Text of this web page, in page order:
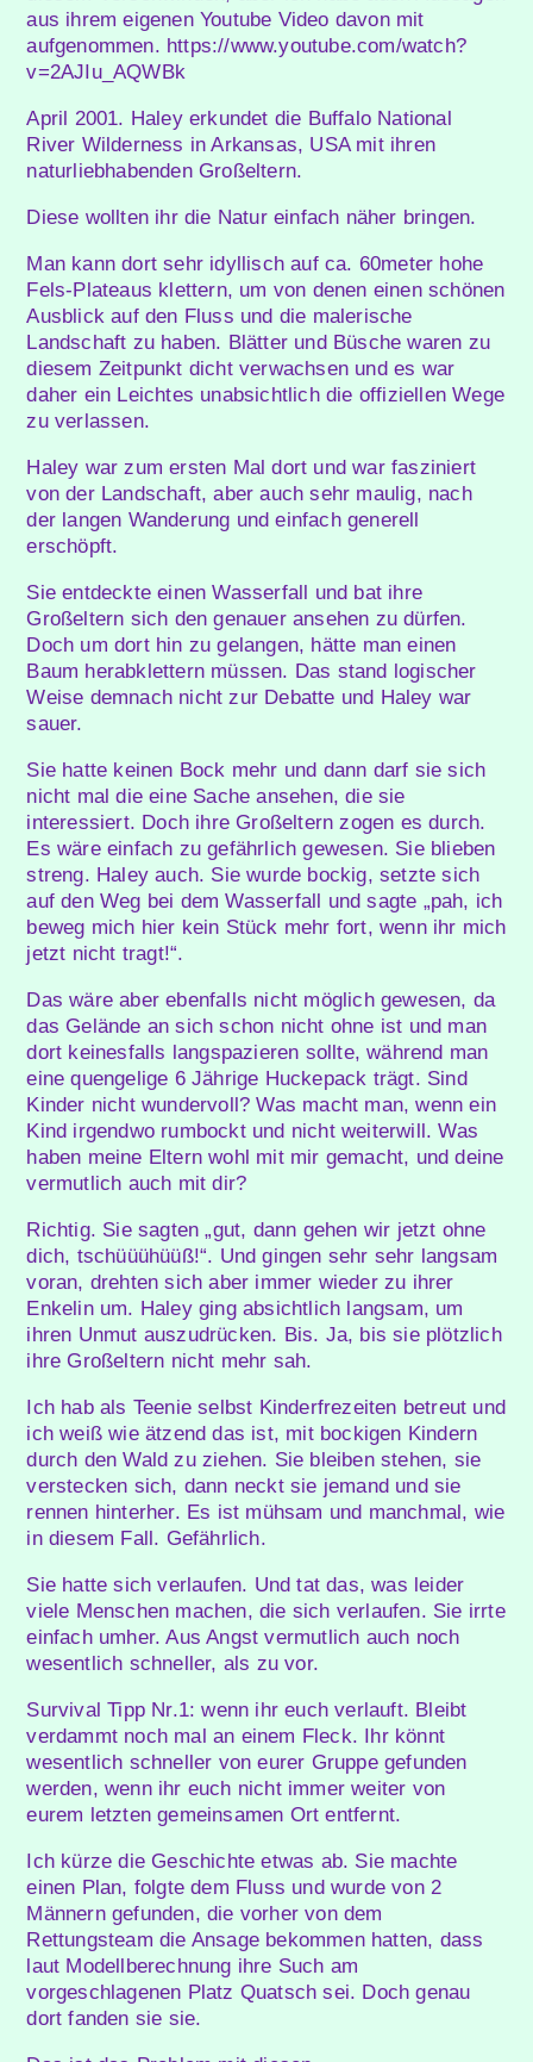
aus ihrem eigenen Youtube Video davon mit
aufgenommen. https://www.youtube.com/watch?
v=2AJIu_AQWBk
April 2001. Haley erkundet die Buffalo National
River Wilderness in Arkansas, USA mit ihren
naturliebhabenden Großeltern.
Diese wollten ihr die Natur einfach näher bringen.
Man kann dort sehr idyllisch auf ca. 60meter hohe
Fels-Plateaus klettern, um von denen einen schönen
Ausblick auf den Fluss und die malerische
Landschaft zu haben. Blätter und Büsche waren zu
diesem Zeitpunkt dicht verwachsen und es war
daher ein Leichtes unabsichtlich die offiziellen Wege
zu verlassen.
Haley war zum ersten Mal dort und war fasziniert
von der Landschaft, aber auch sehr maulig, nach
der langen Wanderung und einfach generell
erschöpft.
Sie entdeckte einen Wasserfall und bat ihre
Großeltern sich den genauer ansehen zu dürfen.
Doch um dort hin zu gelangen, hätte man einen
Baum herabklettern müssen. Das stand logischer
Weise demnach nicht zur Debatte und Haley war
sauer.
Sie hatte keinen Bock mehr und dann darf sie sich
nicht mal die eine Sache ansehen, die sie
interessiert. Doch ihre Großeltern zogen es durch.
Es wäre einfach zu gefährlich gewesen. Sie blieben
streng. Haley auch. Sie wurde bockig, setzte sich
auf den Weg bei dem Wasserfall und sagte „pah, ich
beweg mich hier kein Stück mehr fort, wenn ihr mich
jetzt nicht tragt!“.
Das wäre aber ebenfalls nicht möglich gewesen, da
das Gelände an sich schon nicht ohne ist und man
dort keinesfalls langspazieren sollte, während man
eine quengelige 6 Jährige Huckepack trägt. Sind
Kinder nicht wundervoll? Was macht man, wenn ein
Kind irgendwo rumbockt und nicht weiterwill. Was
haben meine Eltern wohl mit mir gemacht, und deine
vermutlich auch mit dir?
Richtig. Sie sagten „gut, dann gehen wir jetzt ohne
dich, tschüüühüüß!“. Und gingen sehr sehr langsam
voran, drehten sich aber immer wieder zu ihrer
Enkelin um. Haley ging absichtlich langsam, um
ihren Unmut auszudrücken. Bis. Ja, bis sie plötzlich
ihre Großeltern nicht mehr sah.
Ich hab als Teenie selbst Kinderfrezeiten betreut und
ich weiß wie ätzend das ist, mit bockigen Kindern
durch den Wald zu ziehen. Sie bleiben stehen, sie
verstecken sich, dann neckt sie jemand und sie
rennen hinterher. Es ist mühsam und manchmal, wie
in diesem Fall. Gefährlich.
Sie hatte sich verlaufen. Und tat das, was leider
viele Menschen machen, die sich verlaufen. Sie irrte
einfach umher. Aus Angst vermutlich auch noch
wesentlich schneller, als zu vor.
Survival Tipp Nr.1: wenn ihr euch verlauft. Bleibt
verdammt noch mal an einem Fleck. Ihr könnt
wesentlich schneller von eurer Gruppe gefunden
werden, wenn ihr euch nicht immer weiter von
eurem letzten gemeinsamen Ort entfernt.
Ich kürze die Geschichte etwas ab. Sie machte
einen Plan, folgte dem Fluss und wurde von 2
Männern gefunden, die vorher von dem
Rettungsteam die Ansage bekommen hatten, dass
laut Modellberechnung ihre Such am
vorgeschlagenen Platz Quatsch sei. Doch genau
dort fanden sie sie.